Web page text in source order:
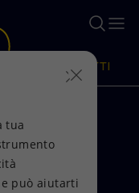
di intelligenza
PRODOTTI
tua
può aiutarti